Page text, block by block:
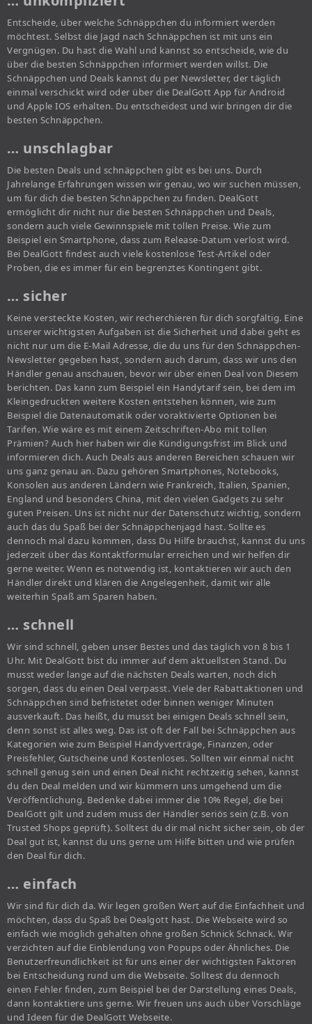
Entscheide, über welche Schnäppchen du informiert werden
möchtest. Selbst die Jagd nach Schnäppchen ist mit uns ein
Vergnügen. Du hast die Wahl und kannst so entscheide, wie du
über die besten Schnäppchen informiert werden willst. Die
Schnäppchen und Deals kannst du per Newsletter, der täglich
einmal verschickt wird oder über die DealGott App für Android
und Apple IOS erhalten. Du entscheidest und wir bringen dir die
besten Schnäppchen.
… unschlagbar
Die besten Deals und schnäppchen gibt es bei uns. Durch
Jahrelange Erfahrungen wissen wir genau, wo wir suchen müssen,
um für dich die besten Schnäppchen zu finden. DealGott
ermöglicht dir nicht nur die besten Schnäppchen und Deals,
sondern auch viele Gewinnspiele mit tollen Preise. Wie zum
Beispiel ein Smartphone, dass zum Release-Datum verlost wird.
Bei DealGott findest auch viele kostenlose Test-Artikel oder
Proben, die es immer für ein begrenztes Kontingent gibt.
… sicher
Keine versteckte Kosten, wir recherchieren für dich sorgfältig. Eine
unserer wichtigsten Aufgaben ist die Sicherheit und dabei geht es
nicht nur um die E-Mail Adresse, die du uns für den Schnäppchen-
Newsletter gegeben hast, sondern auch darum, dass wir uns den
Händler genau anschauen, bevor wir über einen Deal von Diesem
berichten. Das kann zum Beispiel ein Handytarif sein, bei dem im
Kleingedruckten weitere Kosten entstehen können, wie zum
Beispiel die Datenautomatik oder voraktivierte Optionen bei
Tarifen. Wie wäre es mit einem Zeitschriften-Abo mit tollen
Prämien? Auch hier haben wir die Kündigungsfrist im Blick und
informieren dich. Auch Deals aus anderen Bereichen schauen wir
uns ganz genau an. Dazu gehören Smartphones, Notebooks,
Konsolen aus anderen Ländern wie Frankreich, Italien, Spanien,
England und besonders China, mit den vielen Gadgets zu sehr
guten Preisen. Uns ist nicht nur der Datenschutz wichtig, sondern
auch das du Spaß bei der Schnäppchenjagd hast. Sollte es
dennoch mal dazu kommen, dass Du Hilfe brauchst, kannst du uns
jederzeit über das Kontaktformular erreichen und wir helfen dir
gerne weiter. Wenn es notwendig ist, kontaktieren wir auch den
Händler direkt und klären die Angelegenheit, damit wir alle
weiterhin Spaß am Sparen haben.
… schnell
Wir sind schnell, geben unser Bestes und das täglich von 8 bis 1
Uhr. Mit DealGott bist du immer auf dem aktuellsten Stand. Du
musst weder lange auf die nächsten Deals warten, noch dich
sorgen, dass du einen Deal verpasst. Viele der Rabattaktionen und
Schnäppchen sind befristetet oder binnen weniger Minuten
ausverkauft. Das heißt, du musst bei einigen Deals schnell sein,
denn sonst ist alles weg. Das ist oft der Fall bei Schnäppchen aus
Kategorien wie zum Beispiel Handyverträge, Finanzen, oder
Preisfehler, Gutscheine und Kostenloses. Sollten wir einmal nicht
schnell genug sein und einen Deal nicht rechtzeitig sehen, kannst
du den Deal melden und wir kümmern uns umgehend um die
Veröffentlichung. Bedenke dabei immer die 10% Regel, die bei
DealGott gilt und zudem muss der Händler seriös sein (z.B. von
Trusted Shops geprüft). Solltest du dir mal nicht sicher sein, ob der
Deal gut ist, kannst du uns gerne um Hilfe bitten und wie prüfen
den Deal für dich.
… einfach
Wir sind für dich da. Wir legen großen Wert auf die Einfachheit und
möchten, dass du Spaß bei Dealgott hast. Die Webseite wird so
einfach wie möglich gehalten ohne großen Schnick Schnack. Wir
verzichten auf die Einblendung von Popups oder Ähnliches. Die
Benutzerfreundlichkeit ist für uns einer der wichtigsten Faktoren
bei Entscheidung rund um die Webseite. Solltest du dennoch
einen Fehler finden, zum Beispiel bei der Darstellung eines Deals,
dann kontaktiere uns gerne. Wir freuen uns auch über Vorschläge
und Ideen für die DealGott Webseite.